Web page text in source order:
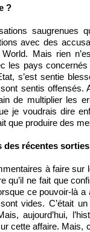
?
saugrenues
avec des
Mais rien
les pays
s’est sentie
sentis offensés.
de multiplier les
je voudrais dire
que produire des
des récentes
à faire
qu’il ne fait que
ce pouvoir-là
vides. C’était
aujourd’hui,
cette affaire. Mais,